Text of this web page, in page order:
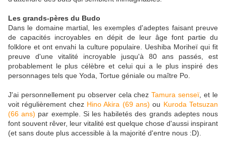
Les grands-pères du Budo
Dans le domaine martial, les exemples d'adeptes faisant preuve
de capacités incroyables en dépit de leur âge font partie du
folklore et ont envahi la culture populaire. Ueshiba Moriheï qui fit
preuve d'une vitalité incroyable jusqu'à 80 ans passés, est
probablement le plus célèbre et celui qui a le plus inspiré des
personnages tels que Yoda, Tortue géniale ou maître Po.
J'ai personnellement pu observer cela chezTamura senseï , et le
voit régulièrement chez Hino Akira (69 ans) ou Kuroda Tetsuzan
(66 ans) par exemple. Si les habiletés des grands adeptes nous
font souvent rêver, leur vitalité est quelque chose d'aussi inspirant
(et sans doute plus accessible à la majorité d'entre nous :D).